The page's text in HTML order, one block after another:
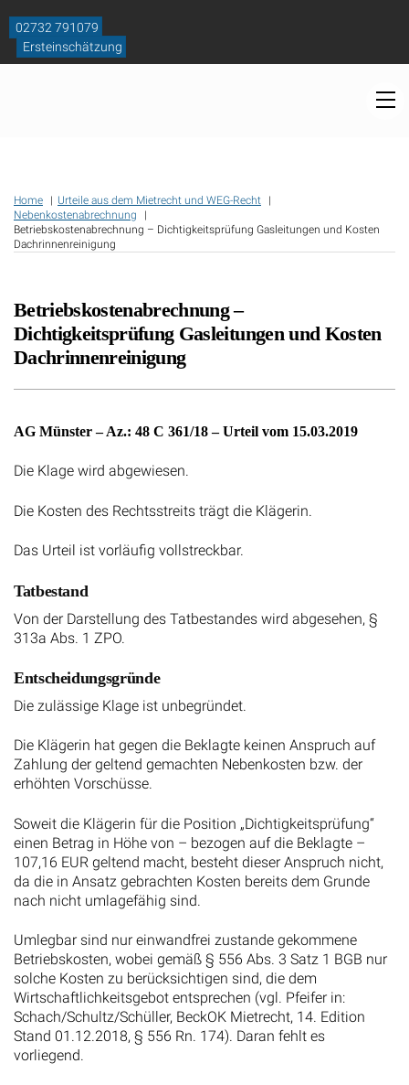
content
02732 791079
Ersteinschätzung
Home
Urteile aus dem Mietrecht und WEG-Recht
Nebenkostenabrechnung
Betriebskostenabrechnung – Dichtigkeitsprüfung Gasleitungen und Kosten
Dachrinnenreinigung
Betriebskostenabrechnung –
Dichtigkeitsprüfung Gasleitungen und Kosten
Dachrinnenreinigung
AG Münster – Az.: 48 C 361/18 – Urteil vom 15.03.2019
Die Klage wird abgewiesen.
Die Kosten des Rechtsstreits trägt die Klägerin.
Das Urteil ist vorläufig vollstreckbar.
Tatbestand
Von der Darstellung des Tatbestandes wird abgesehen, §
313a Abs. 1 ZPO.
Entscheidungsgründe
Die zulässige Klage ist unbegründet.
Die Klägerin hat gegen die Beklagte keinen Anspruch auf
Zahlung der geltend gemachten Nebenkosten bzw. der
erhöhten Vorschüsse.
Soweit die Klägerin für die Position „Dichtigkeitsprüfung“
einen Betrag in Höhe von – bezogen auf die Beklagte –
107,16 EUR geltend macht, besteht dieser Anspruch nicht,
da die in Ansatz gebrachten Kosten bereits dem Grunde
nach nicht umlagefähig sind.
Umlegbar sind nur einwandfrei zustande gekommene
Betriebskosten, wobei gemäß § 556 Abs. 3 Satz 1 BGB nur
solche Kosten zu berücksichtigen sind, die dem
Wirtschaftlichkeitsgebot entsprechen (vgl. Pfeifer in:
Schach/Schultz/Schüller, BeckOK Mietrecht, 14. Edition
Stand 01.12.2018, § 556 Rn. 174). Daran fehlt es
vorliegend.